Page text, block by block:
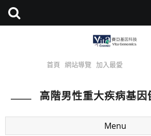
首頁 網站導覽 加入最愛
高階男性重大疾病基因
Menu